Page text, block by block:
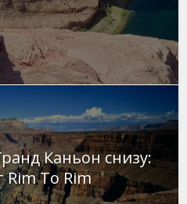
Каньон снизу:
To Rim